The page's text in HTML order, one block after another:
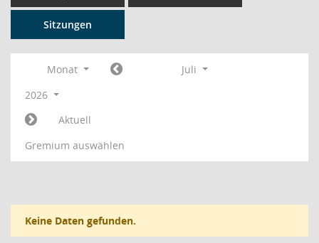
Sitzungen
Monat
Juli
2026
Aktuell
Gremium auswählen
Keine Daten gefunden.